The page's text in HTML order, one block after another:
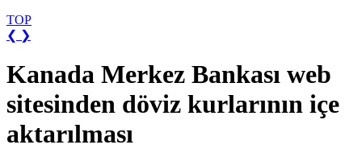
TOP
❮ ❯
Kanada Merkez Bankası web
sitesinden döviz kurlarının içe
aktarılması